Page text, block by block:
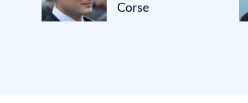
Corse